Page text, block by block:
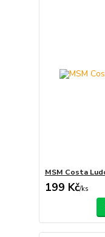
MSM Costa
199 Kč/ks